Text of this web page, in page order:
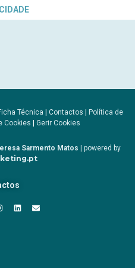
Técnica | Contactos | Política de
Cookies | Gerir Cookies
Sarmento Matos | powered by